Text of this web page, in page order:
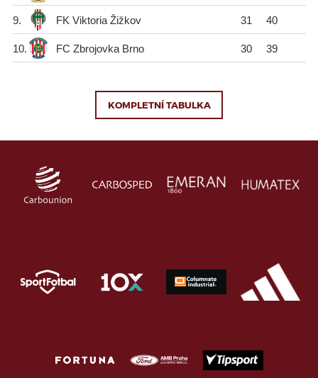
9. FK Viktoria Žižkov 31 40
10. FC Zbrojovka Brno 30 39
KOMPLETNÍ TABULKA